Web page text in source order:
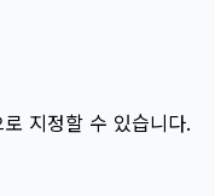
지정할 수 있습니다.